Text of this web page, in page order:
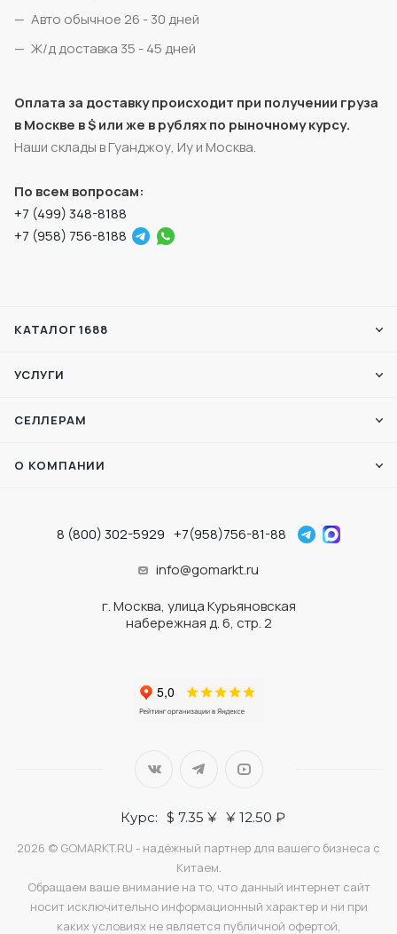
Авто обычное 26 - 30 дней
Ж/д доставка 35 - 45 дней
Оплата за доставку происходит при получении груза
в Москве в $ или же в рублях по рыночному курсу.
Наши склады в Гуанджоу, Иу и Москва.
По всем вопросам:
+7 (499) 348-8188
+7 (958) 756-8188
КАТАЛОГ 1688
УСЛУГИ
СЕЛЛЕРАМ
О КОМПАНИИ
8 (800) 302-5929 +7(958)756-81-88
info@gomarkt.ru
г. Москва, улица Курьяновская
набережная д. 6, стр. 2
Курс: $ 7.35 ¥ ¥ 12.50 ₽
2026 © GOMARKT.RU - надёжный партнер для вашего бизнеса с
Китаем.
Обращаем ваше внимание на то, что данный интернет сайт
носит исключительно информационный характер и ни при
каких условиях не является публичной офертой,